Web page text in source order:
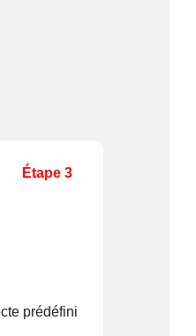
Étape 3
prédéfini